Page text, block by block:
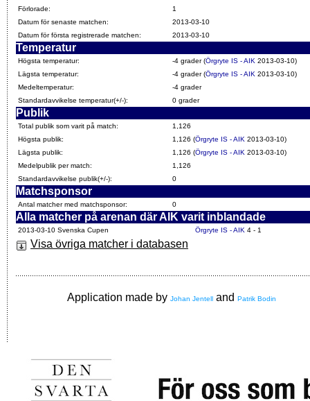
Förlorade:
1
Datum för senaste matchen:
2013-03-10
Datum för första registrerade matchen:
2013-03-10
Temperatur
Högsta temperatur: -4 grader (Örgryte IS - AIK 2013-03-10)
Lägsta temperatur:
-4 grader (Örgryte IS - AIK 2013-03-10)
Medeltemperatur:
-4 grader
Standardavvikelse temperatur(+/-):
0 grader
Publik
Total publik som varit på match:
1,126
Högsta publik:
1,126 (Örgryte IS - AIK 2013-03-10)
Lägsta publik:
1,126 (Örgryte IS - AIK 2013-03-10)
Medelpublik per match:
1,126
Standardavvikelse publik(+/-):
0
Matchsponsor
Antal matcher med matchsponsor: 0
Alla matcher på arenan där AIK varit inblandade
2013-03-10 Svenska Cupen Örgryte IS - AIK 4 - 1
Visa övriga matcher i databasen
Application made by Johan Jentell and Patrik Bodin